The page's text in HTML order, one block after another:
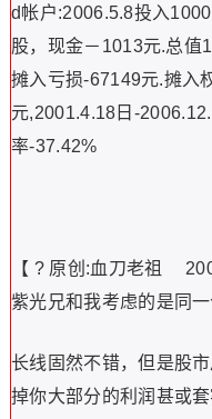
d帐户:2006.5.8投入
股，现金－1013元.总值
摊入亏损-67149元.摊入
元,2001.4.18日-
率-37.42%
【 ? 原创:血刀老祖
紫光兄和我考虑的是同
长线固然不错，但是股
掉你大部分的利润甚或